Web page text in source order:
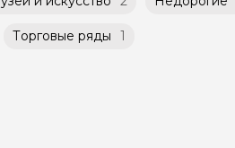
Торговые ряды 1